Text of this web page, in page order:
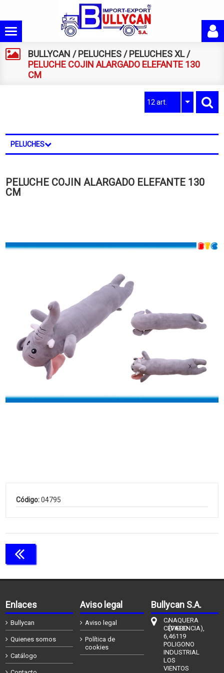
BULLYCAN /PELUCHES /PELUCHES XL/
PELUCHE COJIN ALARGADO ELEFANTE 130
CM
12 art.
PELUCHES
PELUCHE COJIN ALARGADO ELEFANTE 130
CM
Código:04795
Enlaces
Bullycan
Quienes somos
Catálogo
Aviso legal
Aviso legal
Política de
cookies
Bullycan S.A.
C/
CÉFIERO
6,
POLIGONO
INDUSTRIAL
LOS
VIENTOS
NAQUERA
(VALENCIA),
46119